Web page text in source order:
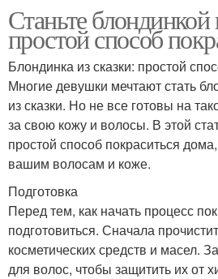
Станьте блондинкой
простой способ
Блондинка из сказки: простой
Многие девушки мечтают стать
из сказки. Но не все готовы на
за свою кожу и волосы. В этой
простой способ покраситься
вашим волосам и коже.
Подготовка
Перед тем, как начать процесс
подготовиться. Сначала
косметических средств и масел.
для волос, чтобы защитить их от